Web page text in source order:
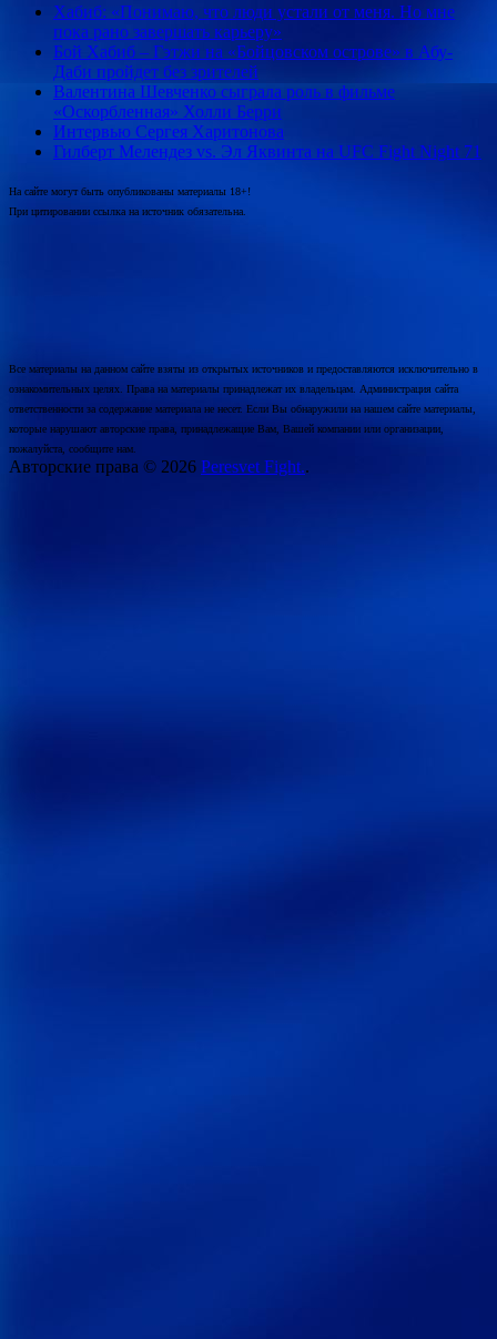
Хабиб: «Понимаю, что люди устали от меня. Но мне
пока рано завершать карьеру»
Бой Хабиб – Гэтжи на «Бойцовском острове» в Абу-
Даби пройдет без зрителей
Валентина Шевченко сыграла роль в фильме
«Оскорбленная» Холли Берри
Интервью Сергея Харитонова
Гилберт Мелендез vs. Эл Яквинта на UFC Fight Night 71
На сайте могут быть опубликованы материалы 18+!
При цитировании ссылка на источник обязательна.
Все материалы на данном сайте взяты из открытых источников и предоставляются исключительно в
ознакомительных целях. Права на материалы принадлежат их владельцам. Администрация сайта
ответственности за содержание материала не несет. Если Вы обнаружили на нашем сайте материалы,
которые нарушают авторские права, принадлежащие Вам, Вашей компании или организации,
пожалуйста, сообщите нам.
Авторские права © 2026 Peresvet Fight..